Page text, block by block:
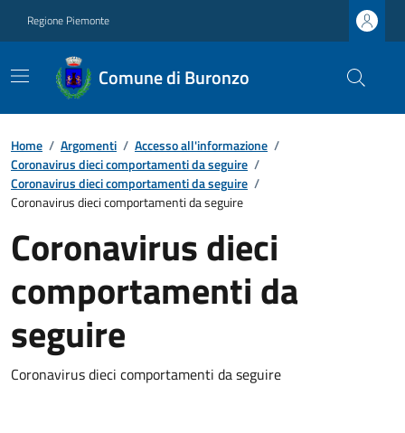
Regione Piemonte
Comune di Buronzo
Home / Argomenti / Accesso all'informazione /
Coronavirus dieci comportamenti da seguire /
Coronavirus dieci comportamenti da seguire /
Coronavirus dieci comportamenti da seguire
Coronavirus dieci
comportamenti da
seguire
Coronavirus dieci comportamenti da seguire